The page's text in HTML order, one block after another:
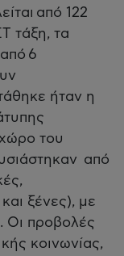
από 122
τάξη, τα
6
ήταν η
του
από
ξένες), με
Οι προβολές
κοινωνίας,